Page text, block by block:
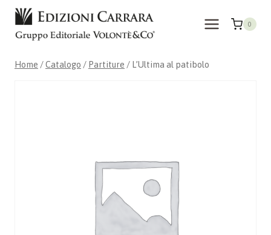
Salta
contenuto
0
Home /Catalogo / Partiture / L’Ultima al patibolo